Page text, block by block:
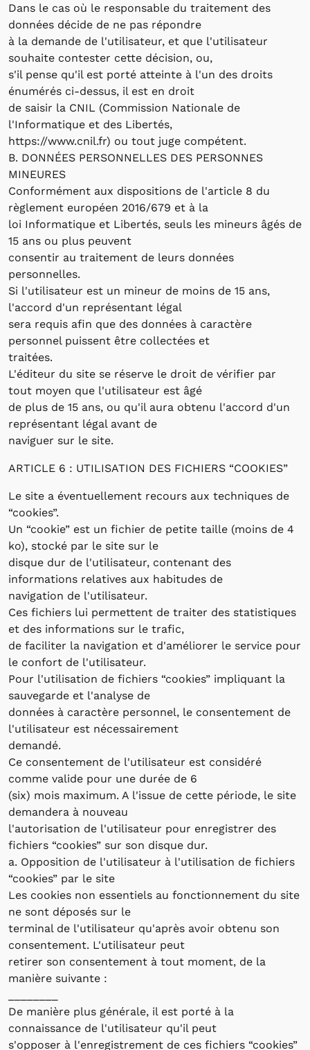
Dans le cas où le responsable du traitement des
données décide de ne pas répondre
à la demande de l'utilisateur, et que l'utilisateur
souhaite contester cette décision, ou,
s'il pense qu'il est porté atteinte à l'un des droits
énumérés ci-dessus, il est en droit
de saisir la CNIL (Commission Nationale de
l'Informatique et des Libertés,
https://www.cnil.fr) ou tout juge compétent.
B. DONNÉES PERSONNELLES DES PERSONNES
MINEURES
Conformément aux dispositions de l'article 8 du
règlement européen 2016/679 et à la
loi Informatique et Libertés, seuls les mineurs âgés de
15 ans ou plus peuvent
consentir au traitement de leurs données
personnelles.
Si l'utilisateur est un mineur de moins de 15 ans,
l'accord d'un représentant légal
sera requis afin que des données à caractère
personnel puissent être collectées et
traitées.
L'éditeur du site se réserve le droit de vérifier par
tout moyen que l'utilisateur est âgé
de plus de 15 ans, ou qu'il aura obtenu l'accord d'un
représentant légal avant de
naviguer sur le site.
ARTICLE 6 : UTILISATION DES FICHIERS “COOKIES”
Le site a éventuellement recours aux techniques de
“cookies”.
Un “cookie” est un fichier de petite taille (moins de 4
ko), stocké par le site sur le
disque dur de l'utilisateur, contenant des
informations relatives aux habitudes de
navigation de l'utilisateur.
Ces fichiers lui permettent de traiter des statistiques
et des informations sur le trafic,
de faciliter la navigation et d'améliorer le service pour
le confort de l'utilisateur.
Pour l'utilisation de fichiers “cookies” impliquant la
sauvegarde et l'analyse de
données à caractère personnel, le consentement de
l'utilisateur est nécessairement
demandé.
Ce consentement de l'utilisateur est considéré
comme valide pour une durée de 6
(six) mois maximum. A l'issue de cette période, le site
demandera à nouveau
l'autorisation de l'utilisateur pour enregistrer des
fichiers “cookies” sur son disque dur.
a. Opposition de l'utilisateur à l'utilisation de fichiers
“cookies” par le site
Les cookies non essentiels au fonctionnement du site
ne sont déposés sur le
terminal de l'utilisateur qu'après avoir obtenu son
consentement. L'utilisateur peut
retirer son consentement à tout moment, de la
manière suivante :
De manière plus générale, il est porté à la
connaissance de l'utilisateur qu'il peut
s'opposer à l'enregistrement de ces fichiers “cookies”